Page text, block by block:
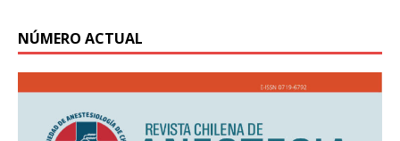
NÚMERO ACTUAL